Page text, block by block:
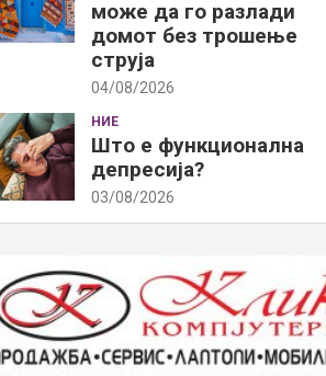
може да го разлади
домот без трошење
струја
04/08/2026
НИЕ
Што е функционална
депресија?
03/08/2026